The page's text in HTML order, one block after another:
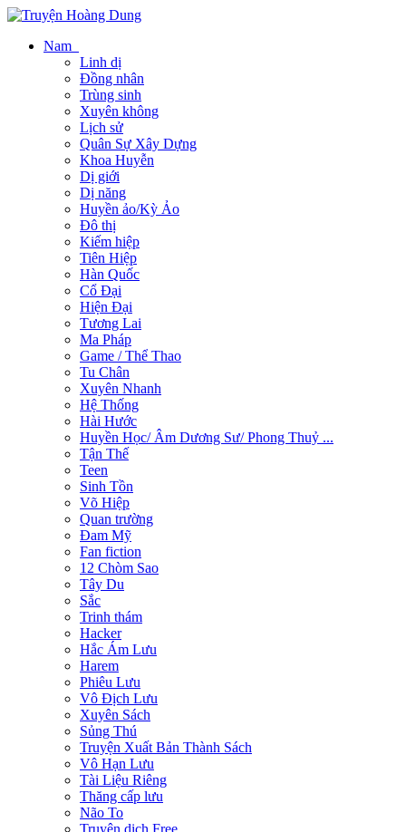
Nam
Linh dị
Đồng nhân
Trùng sinh
Xuyên không
Lịch sử
Quân Sự Xây Dựng
Khoa Huyễn
Dị giới
Dị năng
Huyền ảo/Kỳ Ảo
Đô thị
Kiếm hiệp
Tiên Hiệp
Hàn Quốc
Cổ Đại
Hiện Đại
Tương Lai
Ma Pháp
Game / Thể Thao
Tu Chân
Xuyên Nhanh
Hệ Thống
Hài Hước
Huyền Học/ Âm Dương Sư/ Phong Thuỷ ...
Tận Thế
Teen
Sinh Tồn
Võ Hiệp
Quan trường
Đam Mỹ
Fan fiction
12 Chòm Sao
Tây Du
Sắc
Trinh thám
Hacker
Hắc Ám Lưu
Harem
Phiêu Lưu
Vô Địch Lưu
Xuyên Sách
Sủng Thú
Truyện Xuất Bản Thành Sách
Vô Hạn Lưu
Tài Liệu Riêng
Thăng cấp lưu
Não To
Truyện dịch Free